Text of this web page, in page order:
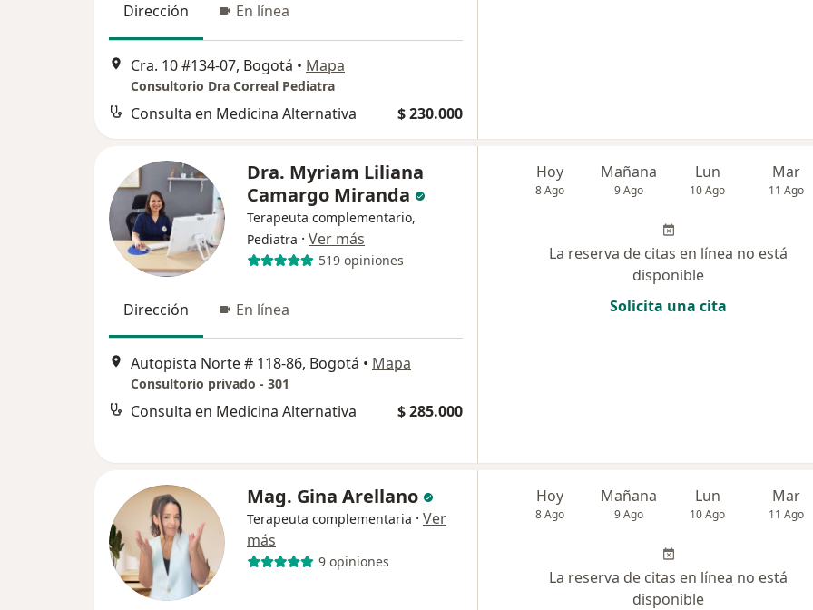
Dirección
En línea
Cra. 10 #134-07, Bogotá • Mapa
Consultorio Dra Correal Pediatra
Consulta en Medicina Alternativa $ 230.000
Dra. Myriam Liliana
Camargo Miranda
Terapeuta complementario,
Pediatra · Ver más
519 opiniones
Dirección En línea
Autopista Norte # 118-86, Bogotá • Mapa
Consultorio privado - 301
Consulta en Medicina Alternativa $ 285.000
Hoy
8 Ago
Mañana
9 Ago
Lun
10 Ago
Mar
11 Ago
La reserva de citas en línea no está
disponible
Solicita una cita
Mag. Gina Arellano
Terapeuta complementaria · Ver
más
9 opiniones
Hoy
8 Ago
Mañana
9 Ago
Lun
10 Ago
Mar
11 Ago
La reserva de citas en línea no está
disponible